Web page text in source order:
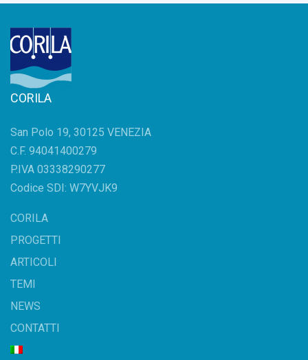
CORILA
San Polo 19, 30125 VENEZIA
C.F. 94041400279
P.IVA 03338290277
Codice SDI: W7YVJK9
CORILA
PROGETTI
ARTICOLI
TEMI
NEWS
CONTATTI